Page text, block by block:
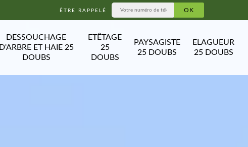
ÊTRE RAPPELÉ
DESSOUCHAGE
D'ARBRE ET HAIE 25
DOUBS
ETÊTAGE
25
DOUBS
PAYSAGISTE
25 DOUBS
ELAGUEUR
25 DOUBS